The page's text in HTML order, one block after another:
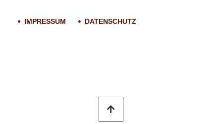
IMPRESSUM DATENSCHUTZ